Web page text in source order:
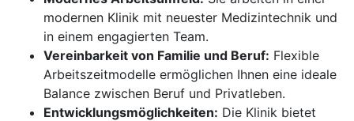
modernen Klinik mit neuester Medizintechnik und
in einem engagierten Team.
Vereinbarkeit von Familie und Beruf: Flexible
Arbeitszeitmodelle ermöglichen Ihnen eine ideale
Balance zwischen Beruf und Privatleben.
Entwicklungsmöglichkeiten: Die Klinik bietet